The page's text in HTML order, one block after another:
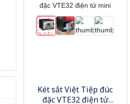
Két sắt Việt Tiệp đúc
đặc VTE32 điện tử